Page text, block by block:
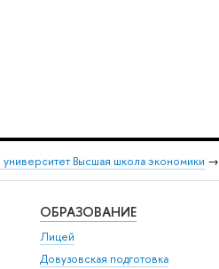
Высшая школа экономики →
ОБРАЗОВАНИЕ
Лицей
Довузовская подготовка